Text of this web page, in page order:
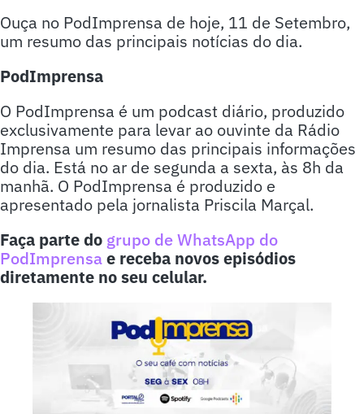
Ouça no PodImprensa de hoje, 11 de Setembro,
um resumo das principais notícias do dia.
PodImprensa
O PodImprensa é um podcast diário, produzido
exclusivamente para levar ao ouvinte da Rádio
Imprensa um resumo das principais informações
do dia. Está no ar de segunda a sexta, às 8h da
manhã. O PodImprensa é produzido e
apresentado pela jornalista Priscila Marçal.
Faça parte do grupo de WhatsApp do
PodImprensae receba novos episódios
diretamente no seu celular.